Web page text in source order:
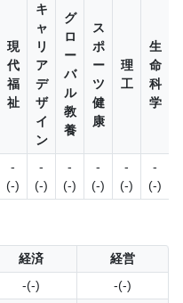
現
代
福
祉
キ
ャ
リ
ア
デ
ザ
イ
ン
グ
ロ
ー
バ
ル
教
養
ス
ポ
ー
ツ
健
康
理
工
生
命
科
学
-
(-)
-
(-)
-
(-)
-
(-)
-
(-)
-
(-)
経済
経営
-(-)
-(-)